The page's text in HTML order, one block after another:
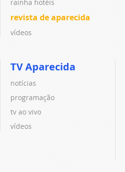
rainha hotéis
revista de aparecida
vídeos
TV Aparecida
notícias
programação
tv ao vivo
vídeos